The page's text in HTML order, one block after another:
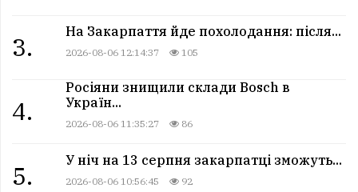
3.
На Закарпаття йде похолодання: після...
2026-08-06 12:14:37 105
4.
Росіяни знищили склади Bosch в
Україн...
2026-08-06 11:35:27 86
5.
У ніч на 13 серпня закарпатці зможуть...
2026-08-06 10:56:45 92